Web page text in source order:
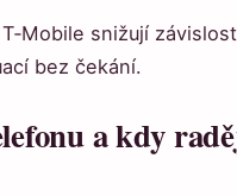
snižují
bez čekání.
a kdy